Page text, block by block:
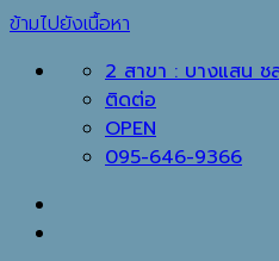
ข้ามไปยังเนื้อหา
2 สาขา : บางแสน ช
ติดต่อ
OPEN
095-646-9366